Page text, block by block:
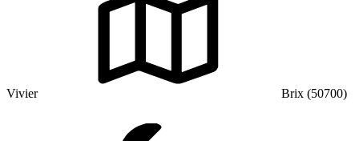
Vivier Brix (50700)